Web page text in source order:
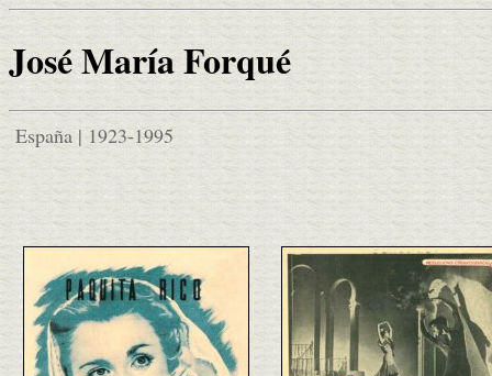
José María Forqué
España | 1923-1995